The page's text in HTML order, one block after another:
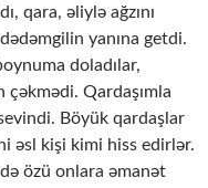
qara, əliylə ağzını
yanına getdi.
doladılar,
Qardaşımla
Böyük qardaşlar
əsl kişi kimi hiss edirlər.
özü onlara əmanət